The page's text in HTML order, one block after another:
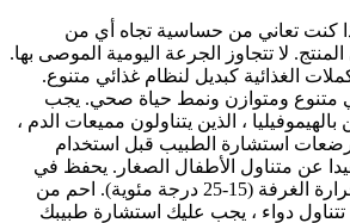
كنت تعاني من حساسية تجاه أي من
لا تتجاوز الجرعة اليومية الموصى بها.
الغذائية كبديل لنظام غذائي متنوع.
متنوع ومتوازن ونمط حياة صحي. يجب
، الذين يتناولون مميعات الدم ،
استشارة الطبيب قبل استخدام
3. تبقي بعيدا عن متناول الأطفال الصغار. يحفظ في
مكان جاف في درجة حرارة الغرفة (15-25 درجة مئوية). احم من
تتناول دواء ، يجب عليك استشارة طبيبك